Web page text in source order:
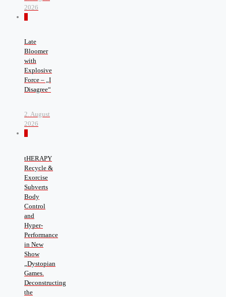
2026
Late
Bloomer
with
Explosive
Force – „I
Disagree“
2. August
2026
tHERAPY
Recycle &
Exorcise
Subverts
Body
Control
and
Hyper-
Performance
in New
Show
„Dystopian
Games.
Deconstructing
the